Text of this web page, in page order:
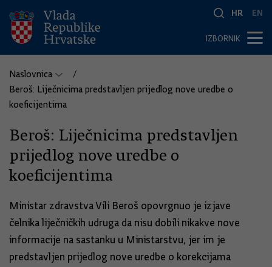
HR EN
IZBORNIK
Naslovnica
Beroš: Liječnicima predstavljen prijedlog nove uredbe o
koeficijentima
Beroš: Liječnicima predstavljen
prijedlog nove uredbe o
koeficijentima
Ministar zdravstva Vili Beroš opovrgnuo je izjave
čelnika liječničkih udruga da nisu dobili nikakve nove
informacije na sastanku u Ministarstvu, jer im je
predstavljen prijedlog nove uredbe o korekcijama